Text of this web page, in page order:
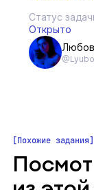
Статус
Открыто
Похожие задания